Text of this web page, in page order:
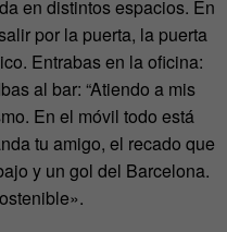
en distintos espacios. En
por la puerta, la puerta
Entrabas en la oficina:
al bar: “Atiendo a mis
En el móvil todo está
tu amigo, el recado que
y un gol del Barcelona.